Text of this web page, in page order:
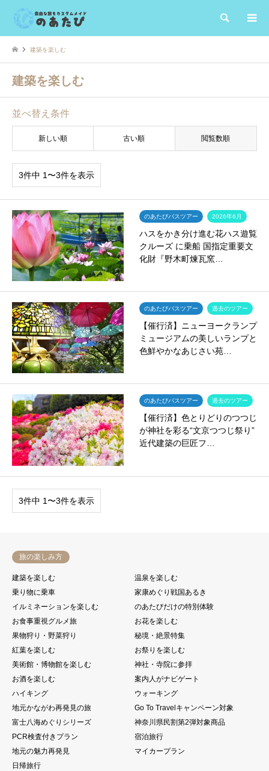
検索
建築を楽しむ
建築を楽しむ
並べ替え条件
新しい順 古い順 閲覧数順
3件中 1〜3件を表示
のあたびバスツアー 2026年6月
ハスをかき分け進む花ハス遊覧
クルーズ に乗船 国指定重要文
化財『野木町煉瓦窯…
のあたびバスツアー 過去のツアー
【催行済】ニューヨークランプ
ミュージアムの美しいランプと
色鮮やかなあじさい苑…
のあたびバスツアー 過去のツアー
【催行済】色とりどりのつつじ
が神社を彩る“文京つつじ祭り”
近代建築の巨匠フ…
3件中 1〜3件を表示
旅の楽しみ方
建築を楽しむ
温泉を楽しむ
乗り物に乗車
家康めぐり戦国あるき
イルミネーションを楽しむ
のあたびだけの特別体験
お食事重視グルメ旅
お花を楽しむ
果物狩り・野菜狩り
秘境・絶景特集
紅葉を楽しむ
お祭りを楽しむ
美術館・博物館を楽しむ
神社・寺院に参拝
お酒を楽しむ
案内人がナビゲート
ハイキング
ウォーキング
地元かながわ再発見の旅
Go To Travelキャンペーン対象
富士八海めぐりシリーズ
神奈川県民割第2弾対象商品
PCR検査付きプラン
宿泊旅行
地元の魅力再発見
マイカープラン
日帰旅行